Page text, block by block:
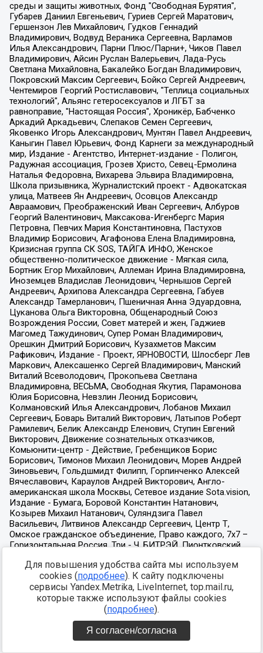
Для повышения удобства сайта мы используем
cookies (подробнее). К сайту подключены
сервисы Yandex.Metrika, LiveInternet, top.mail.ru,
которые также используют файлы cookies
(подробнее).
Я согласен/согласна